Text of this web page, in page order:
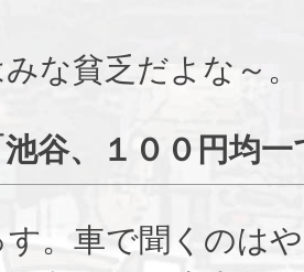
な貧乏だよな～。
池谷、１００円均
す。車で聞くのは